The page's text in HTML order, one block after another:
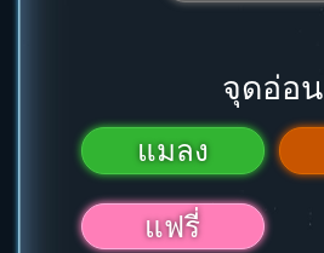
จุดอ่อน
แมลง
แฟรี่